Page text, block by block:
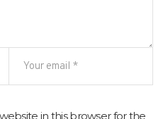
in this browser for the